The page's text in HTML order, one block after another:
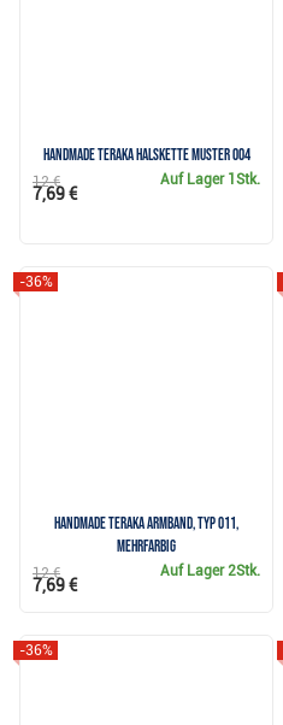
Handmade Teraka Halskette Muster 004
Auf Lager 1Stk.
12 €
7,69 €
Handmade Teraka Armband, Typ 011,
mehrfarbig
-36%
Auf Lager2Stk.
12 €
7,69 €
-36%